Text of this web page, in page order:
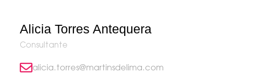
Alicia Torres Antequera
Consultante
alicia.torres@martinsdelima.com